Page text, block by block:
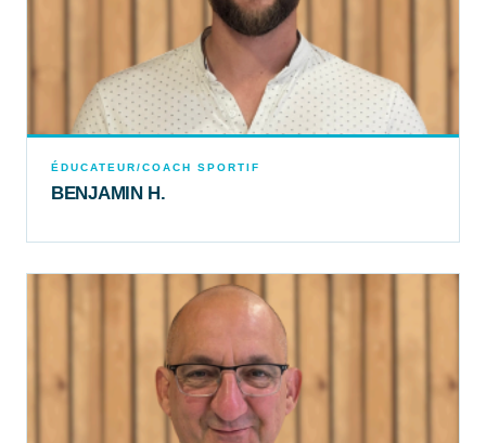
ÉDUCATEUR/COACH SPORTIF
BENJAMIN H.